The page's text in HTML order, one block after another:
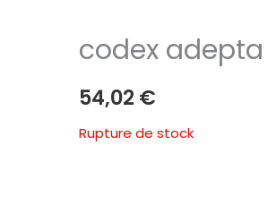
codex
54,02 €
Rupture de stock